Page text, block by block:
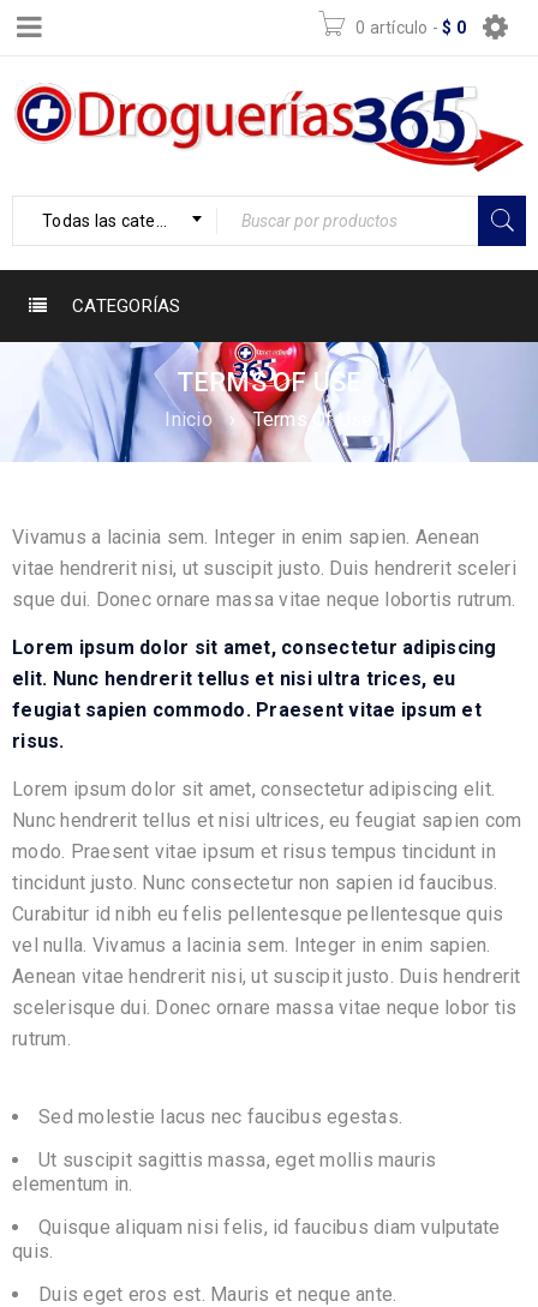
0 artículo - $ 0
Todas las categorías
CATEGORÍAS
TERMS OF USE
Inicio › Terms Of Use
Vivamus a lacinia sem. Integer in enim sapien. Aenean
vitae hendrerit nisi, ut suscipit justo. Duis hendrerit sceleri
sque dui. Donec ornare massa vitae neque lobortis rutrum.
Lorem ipsum dolor sit amet, consectetur adipiscing
elit. Nunc hendrerit tellus et nisi ultra trices, eu
feugiat sapien commodo. Praesent vitae ipsum et
risus.
Lorem ipsum dolor sit amet, consectetur adipiscing elit.
Nunc hendrerit tellus et nisi ultrices, eu feugiat sapien com
modo. Praesent vitae ipsum et risus tempus tincidunt in
tincidunt justo. Nunc consectetur non sapien id faucibus.
Curabitur id nibh eu felis pellentesque pellentesque quis
vel nulla. Vivamus a lacinia sem. Integer in enim sapien.
Aenean vitae hendrerit nisi, ut suscipit justo. Duis hendrerit
scelerisque dui. Donec ornare massa vitae neque lobor tis
rutrum.
Sed molestie lacus nec faucibus egestas.
Ut suscipit sagittis massa, eget mollis mauris
elementum in.
Quisque aliquam nisi felis, id faucibus diam vulputate
quis.
Duis eget eros est. Mauris et neque ante.